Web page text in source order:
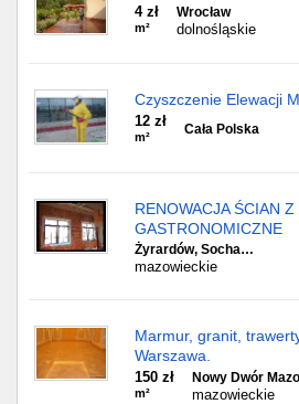
4 zł
m²
Wrocław
dolnośląskie
Czyszczenie Elewacji
12 zł
m²
Cała Polska
RENOWACJA ŚCIAN
GASTRONOMICZNE
Żyrardów, Socha…
mazowieckie
Marmur, granit,
Warszawa.
150 zł
m²
Nowy Dwór
mazowieckie